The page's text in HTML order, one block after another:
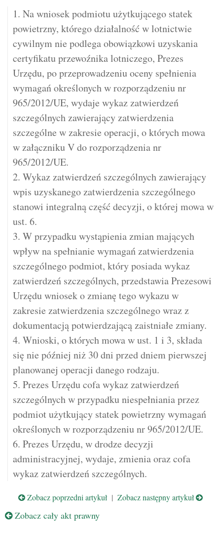
1. Na wniosek podmiotu użytkującego statek
powietrzny, którego działalność w lotnictwie
cywilnym nie podlega obowiązkowi uzyskania
certyfikatu przewoźnika lotniczego, Prezes
Urzędu, po przeprowadzeniu oceny spełnienia
wymagań określonych w rozporządzeniu nr
965/2012/UE, wydaje wykaz zatwierdzeń
szczególnych zawierający zatwierdzenia
szczególne w zakresie operacji, o których mowa
w załączniku V do rozporządzenia nr
965/2012/UE.
2. Wykaz zatwierdzeń szczególnych zawierający
wpis uzyskanego zatwierdzenia szczególnego
stanowi integralną część decyzji, o której mowa w
ust. 6.
3. W przypadku wystąpienia zmian mających
wpływ na spełnianie wymagań zatwierdzenia
szczególnego podmiot, który posiada wykaz
zatwierdzeń szczególnych, przedstawia Prezesowi
Urzędu wniosek o zmianę tego wykazu w
zakresie zatwierdzenia szczególnego wraz z
dokumentacją potwierdzającą zaistniałe zmiany.
4. Wnioski, o których mowa w ust. 1 i 3, składa
się nie później niż 30 dni przed dniem pierwszej
planowanej operacji danego rodzaju.
5. Prezes Urzędu cofa wykaz zatwierdzeń
szczególnych w przypadku niespełniania przez
podmiot użytkujący statek powietrzny wymagań
określonych w rozporządzeniu nr 965/2012/UE.
6. Prezes Urzędu, w drodze decyzji
administracyjnej, wydaje, zmienia oraz cofa
wykaz zatwierdzeń szczególnych.
Zobacz poprzedni artykuł | Zobacz następny artykuł
Zobacz cały akt prawny